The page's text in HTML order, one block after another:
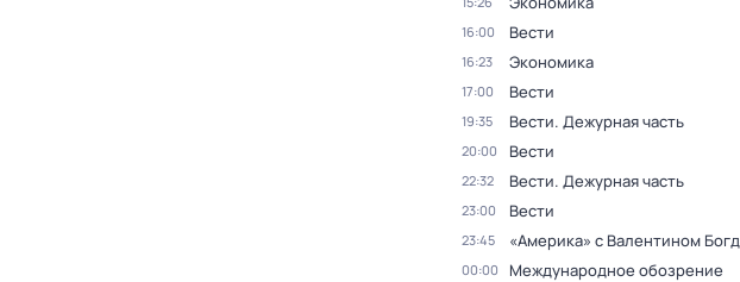
16:00 Вести
16:23 Экономика
17:00 Вести
19:35 Вести. Дежурная часть
20:00 Вести
22:32 Вести. Дежурная часть
23:00 Вести
23:45 «Америка» с Валентином
00:00 Международное обозрение